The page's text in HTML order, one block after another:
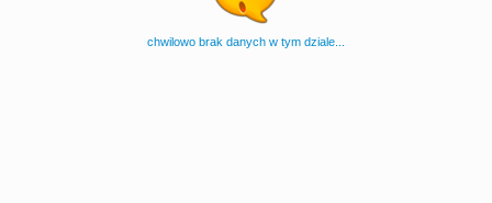
chwilowo brak danych w tym dziale...